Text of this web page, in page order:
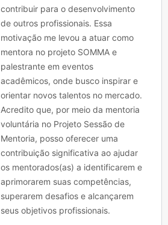
contribuir para o desenvolvimento
de outros profissionais. Essa
motivação me levou a atuar como
mentora no projeto SOMMA e
palestrante em eventos
acadêmicos, onde busco inspirar e
orientar novos talentos no mercado.
Acredito que, por meio da mentoria
voluntária no Projeto Sessão de
Mentoria, posso oferecer uma
contribuição significativa ao ajudar
os mentorados(as) a identificarem e
aprimorarem suas competências,
superarem desafios e alcançarem
seus objetivos profissionais.